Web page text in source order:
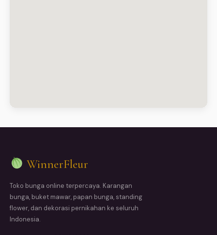
WinnerFleur
Toko bunga online terpercaya. Karangan
bunga, buket mawar, papan bunga, standing
flower, dan dekorasi pernikahan ke seluruh
Indonesia.